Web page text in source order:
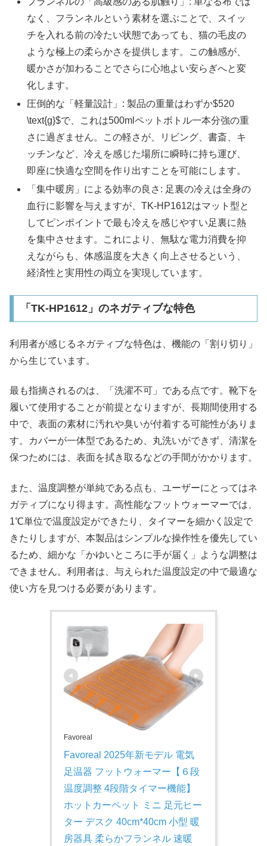
なく、フランネルという素材を選ぶことで、スイッ
チを入れる前の冷たい状態であっても、猫の毛皮の
ような極上の柔らかさを提供します。この触感が、
暖かさが加わることでさらに心地よい安らぎへと変
化します。
圧倒的な「軽量設計」: 製品の重量はわずか$520
\text{g}$で、これは500mlペットボトル一本分強の重
さに過ぎません。この軽さが、リビング、書斎、キ
ッチンなど、冷えを感じた場所に瞬時に持ち運び、
即座に快適な空間を作り出すことを可能にします。
「集中暖房」による効率の良さ: 足裏の冷えは全身の
血行に影響を与えますが、TK-HP1612はマット型と
してピンポイントで最も冷えを感じやすい足裏に熱
を集中させます。これにより、無駄な電力消費を抑
えながらも、体感温度を大きく向上させるという、
経済性と実用性の両立を実現しています。
「TK-HP1612」のネガティブな特色
利用者が感じるネガティブな特色は、機能の「割り切り」
から生じています。
最も指摘されるのは、「洗濯不可」である点です。靴下を
履いて使用することが前提となりますが、長期間使用する
中で、表面の素材に汚れや臭いが付着する可能性がありま
す。カバーが一体型であるため、丸洗いができず、清潔を
保つためには、表面を拭き取るなどの手間がかかります。
また、温度調整が単純である点も、ユーザーにとってはネ
ガティブになり得ます。高性能なフットウォーマーでは、
1℃単位で温度設定ができたり、タイマーを細かく設定で
きたりしますが、本製品はシンプルな操作性を優先してい
るため、細かな「かゆいところに手が届く」ような調整は
できません。利用者は、与えられた温度設定の中で最適な
使い方を見つける必要があります。
Favoreal
Favoreal 2025年新モデル 電気
足温器 フットウォーマー【６段
温度調整 4段階タイマー機能】
ホットカーペット ミニ 足元ヒー
ター デスク 40cm*40cm 小型 暖
房器具 柔らかフランネル 速暖